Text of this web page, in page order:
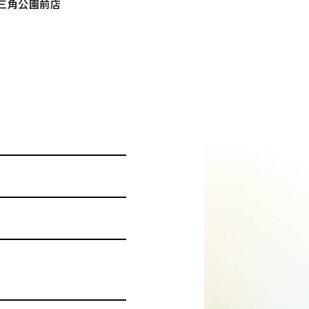
角公園前店